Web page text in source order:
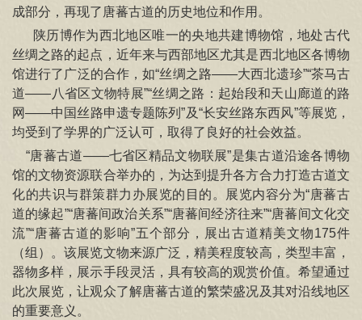
成部分，再现了唐蕃古道的历史地位和作用。
陕历博作为西北地区唯一的央地共建博物馆，地处古代
丝绸之路的起点，近年来与西部地区尤其是西北地区各博物
馆进行了广泛的合作，如“丝绸之路——大西北遗珍”“茶马古
道——八省区文物特展”“丝绸之路：起始段和天山廊道的路
网——中国丝路申遗专题陈列”及“长安丝路东西风”等展览，
均受到了学界的广泛认可，取得了良好的社会效益。
“唐蕃古道——七省区精品文物联展”是集古道沿途各博物
馆的文物资源联合举办的，为达到提升各方合力打造古道文
化的共识与群策群力办展览的目的。展览内容分为“唐蕃古
道的缘起”“唐蕃间政治关系”“唐蕃间经济往来”“唐蕃间文化交
流”“唐蕃古道的影响”五个部分，展出古道精美文物175件
（组）。该展览文物来源广泛，精美程度较高，类型丰富，
器物多样，展示手段灵活，具有较高的观赏价值。希望通过
此次展览，让观众了解唐蕃古道的繁荣盛况及其对沿线地区
的重要意义。